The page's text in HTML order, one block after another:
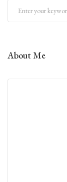
About Me